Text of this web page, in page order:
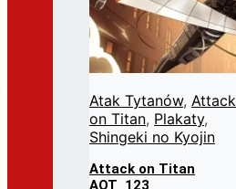
Atak Tytanów, Attack
on Titan, Plakaty,
Shingeki no Kyojin
Attack on Titan
AOT_123